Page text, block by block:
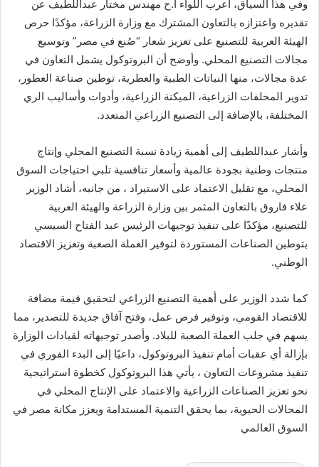
وفي هذا السياق، أعرب اللواء أ.ح مهندس مختار عبداللطيف عن
تقديره واعتزازه بالتعاون المشترك مع وزارة الزراعة، مؤكدًا حرص
الهيئة العربية للتصنيع على تعزيز شعار “صُنع في مصر” وتوسيع
مجالات التصنيع المحلي. وأوضح أن البروتوكول يشمل التعاون في
عدة مجالات، منها النباتات الطبية والعطرية، توطين صناعة العطور،
تدوير المخلفات الزراعية، الميكنة الزراعية، وأدوات وأساليب الري
المختلفة، بالإضافة إلى التصنيع الزراعي المتعدد.
وأشار عبداللطيف إلى أهمية زيادة نسبة التصنيع المحلي وإنتاج
منتجات وطنية بجودة عالمية وأسعار تنافسية تلبي احتياجات السوق
المحلي، مع تقليل الاعتماد على الاستيراد ، من جانبه، أشاد الوزير
علاء فاروق بالتعاون المثمر بين وزارة الزراعة والهيئة العربية
للتصنيع، مؤكدًا على تنفيذ توجيهات الرئيس عبد الفتاح السيسي
بتوطين الصناعات المستوردة لتوفير العملة الصعبة وتعزيز الاقتصاد
الوطني.
كما شدد الوزير على أهمية التصنيع الزراعي لتحقيق قيمة مضافة
للاقتصاد القومي، وتوفير فرص عمل، وفتح آفاق جديدة للتصدير، مما
يسهم في جلب العملة الصعبة للبلاد. وأصدر توجيهاته لقيادات الوزارة
بإزالة أي عقبات أمام تنفيذ البروتوكول، داعيًا إلى البدء الفوري في
تنفيذ مشروعات التعاون ، يأتي هذا البروتوكول كخطوة استراتيجية
نحو تعزيز الصناعات الزراعية والاعتماد على الإنتاج المحلي في
المجالات الحيوية، بما يحقق التنمية المستدامة ويعزز مكانة مصر في
السوق العالمي